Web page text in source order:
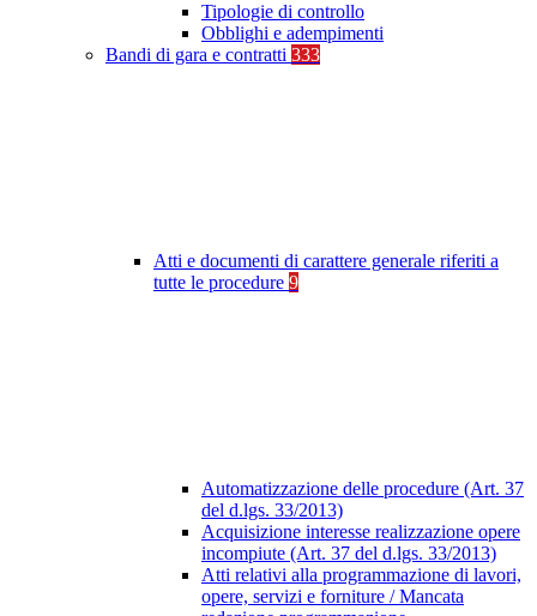
Tipologie di controllo
Obblighi e adempimenti
Bandi di gara e contratti 333
Atti e documenti di carattere generale riferiti a
tutte le procedure 9
Automatizzazione delle procedure (Art. 37
del d.lgs. 33/2013)
Acquisizione interesse realizzazione opere
incompiute (Art. 37 del d.lgs. 33/2013)
Atti relativi alla programmazione di lavori,
opere, servizi e forniture / Mancata